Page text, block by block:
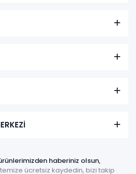
haberiniz olsun,
ücretsiz kaydedin, bizi takip